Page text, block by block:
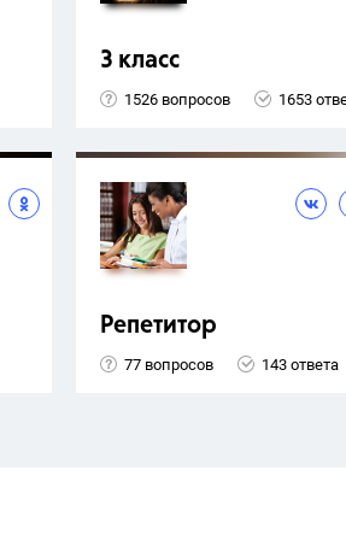
3 класс
1526 вопросов 1653
Репетитор
77 вопросов 143 ответа